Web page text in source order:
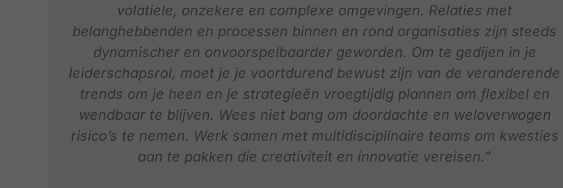
volatiele, onzekere en complexe omgevingen. Relaties met
belanghebbenden en processen binnen en rond organisaties zijn steeds
dynamischer en onvoorspelbaarder geworden. Om te gedijen in je
leiderschapsrol, moet je je voortdurend bewust zijn van de veranderende
trends om je heen en je strategieën vroegtijdig plannen om flexibel en
wendbaar te blijven. Wees niet bang om doordachte en weloverwogen
risico’s te nemen. Werk samen met multidisciplinaire teams om kwesties
aan te pakken die creativiteit en innovatie vereisen.”